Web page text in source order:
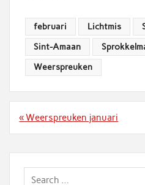
februari Lichtmis
Sint-Amaan
Weerspreuken
Bericht
« Weerspreuken januari